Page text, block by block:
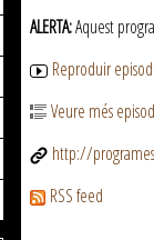
ALERTA:Aquest
Reproduir episodi
Veure més
http://
RSS feed